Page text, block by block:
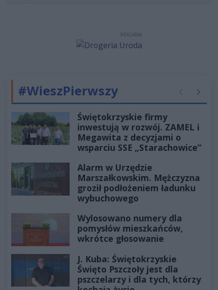
REKLAMA
#WieszPierwszy Poprzednie
Świętokrzyskie firmy
inwestują w rozwój. ZAMEL i
Megawita z decyzjami o
wsparciu SSE „Starachowice”
Alarm w Urzędzie
Marszałkowskim. Mężczyzna
groził podłożeniem ładunku
wybuchowego
Wylosowano numery dla
pomysłów mieszkańców,
wkrótce głosowanie
J. Kuba: Świętokrzyskie
Święto Pszczoły jest dla
pszczelarzy i dla tych, którzy